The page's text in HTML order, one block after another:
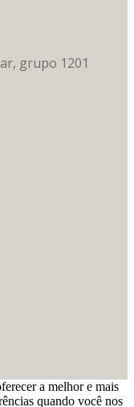
grupo 1201
a melhor e mais
quando você nos